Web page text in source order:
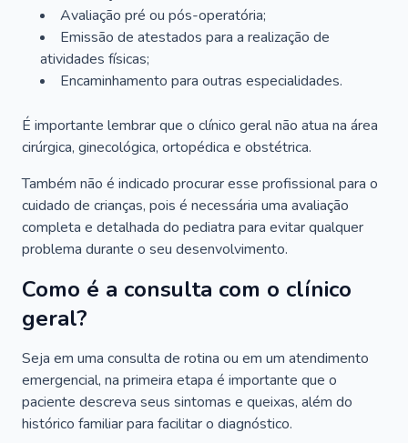
Avaliação pré ou pós-operatória;
Emissão de atestados para a realização de
atividades físicas;
Encaminhamento para outras especialidades.
É importante lembrar que o clínico geral não atua na área
cirúrgica, ginecológica, ortopédica e obstétrica.
Também não é indicado procurar esse profissional para o
cuidado de crianças, pois é necessária uma avaliação
completa e detalhada do pediatra para evitar qualquer
problema durante o seu desenvolvimento.
Como é a consulta com o clínico
geral?
Seja em uma consulta de rotina ou em um atendimento
emergencial, na primeira etapa é importante que o
paciente descreva seus sintomas e queixas, além do
histórico familiar para facilitar o diagnóstico.